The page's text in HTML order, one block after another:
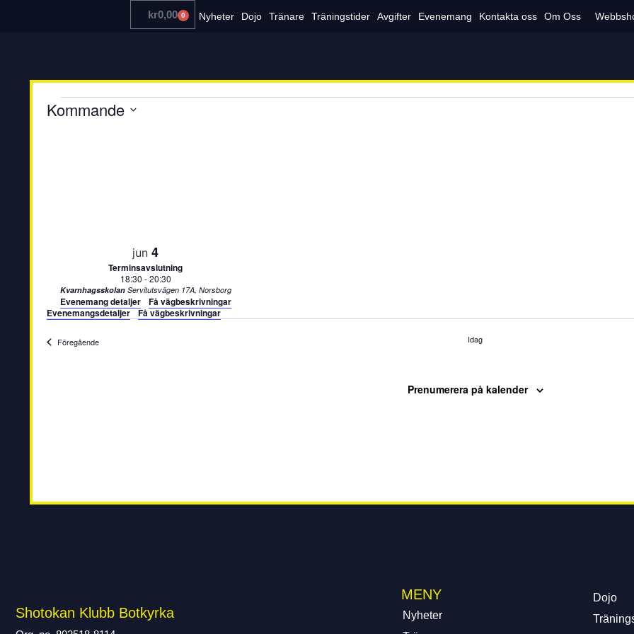
kr0,00 0 Nyheter Dojo Tränare Träningstider Avgifter Evenemang Kontakta oss Om Oss
Kommande
jun 4
Terminsavslutning
18:30 -20:30
Kvarnhagsskolan Servitutsvägen 17A, Norsborg
Evenemang detaljer
Få vägbeskrivningar
Evenemangsdetaljer
Få vägbeskrivningar
FöregåendeEvenemang Idag
Prenumerera på kalender
Shotokan Klubb Botkyrka
MENY
Nyheter
Dojo